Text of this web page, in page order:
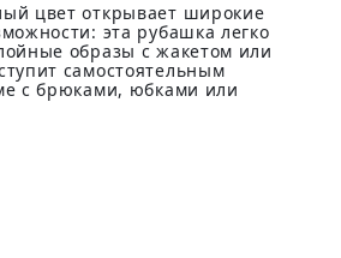
цвет открывает широкие
эта рубашка легко
образы с жакетом или
самостоятельным
с брюками, юбками или